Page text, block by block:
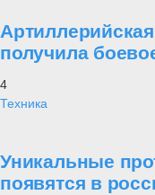
получила
4
Техника
Уникальные
появятся в